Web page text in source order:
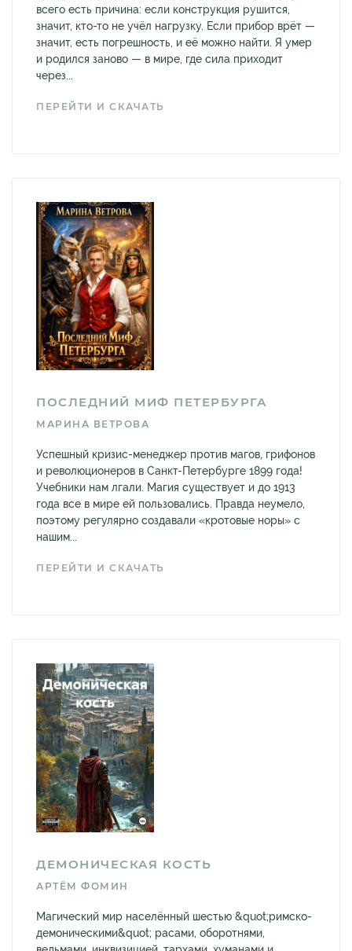
всего есть причина: если конструкция рушится,
значит, кто-то не учёл нагрузку. Если прибор врёт —
значит, есть погрешность, и её можно найти. Я умер
и родился заново — в мире, где сила приходит
через...
ПЕРЕЙТИ И СКАЧАТЬ
ПОСЛЕДНИЙ МИФ ПЕТЕРБУРГА
МАРИНА ВЕТРОВА
Успешный кризис-менеджер против магов, грифонов
и революционеров в Санкт-Петербурге 1899 года!
Учебники нам лгали. Магия существует и до 1913
года все в мире ей пользовались. Правда неумело,
поэтому регулярно создавали «кротовые норы» с
нашим...
ПЕРЕЙТИ И СКАЧАТЬ
ДЕМОНИЧЕСКАЯ КОСТЬ
АРТЁМ ФОМИН
Магический мир населённый шестью &quot;римско-
демоническими&quot; расами, оборотнями,